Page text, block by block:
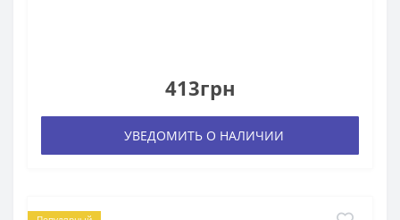
413грн
УВЕДОМИТЬ О НАЛИЧИИ